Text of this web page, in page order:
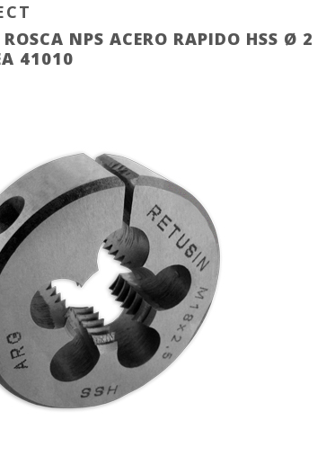
NPS ACERO RAPIDO HSS Ø 2
41010